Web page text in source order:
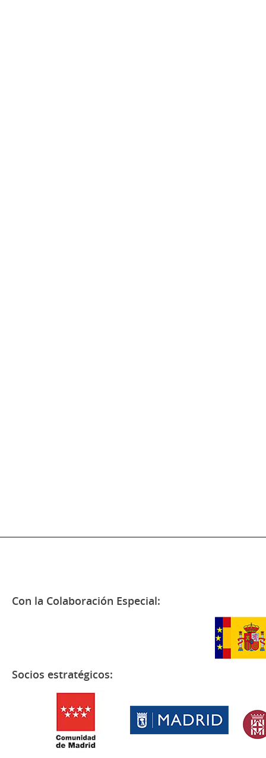
Con la Colaboración Especial:
Socios estratégicos: